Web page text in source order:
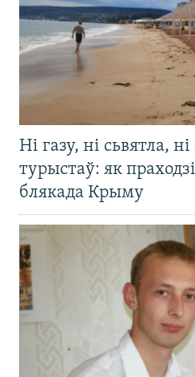
Ні газу, ні сьвятла, ні
турыстаў: як
блякада Крыму